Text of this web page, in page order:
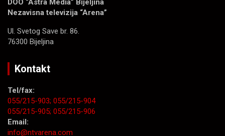
DOO “Astra Media” Bijeljina
Nezavisna televizija “Arena”
Ul. Svetog Save br. 86.
76300 Bijeljina
Kontakt
Tel/fax:
055/215-903; 055/215-904
055/215-905; 055/215-906
Email:
info@ntvarena.com